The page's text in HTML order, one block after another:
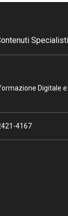
Digitale
4167